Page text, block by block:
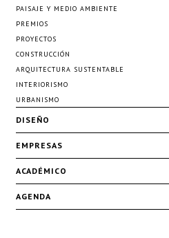
PAISAJE Y MEDIO AMBIENTE
PREMIOS
PROYECTOS
CONSTRUCCIÓN
ARQUITECTURA SUSTENTABLE
INTERIORISMO
URBANISMO
DISEÑO
EMPRESAS
ACADÉMICO
AGENDA